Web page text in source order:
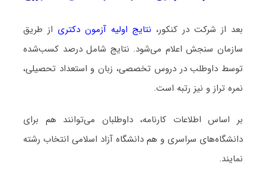
بعد از شرکت در کنکور، نتایج اولیه آزمون دکتری از طریق
سازمان سنجش اعلام می‌شود. نتایج شامل درصد کسب‌شده
توسط داوطلب در دروس تخصصی، زبان و استعداد تحصیلی،
نمره تراز و نیز رتبه است.
بر اساس اطلاعات کارنامه، داوطلبان می‌توانند هم برای
دانشگاه‌های سراسری و هم دانشگاه آزاد اسلامی انتخاب رشته
نمایند.